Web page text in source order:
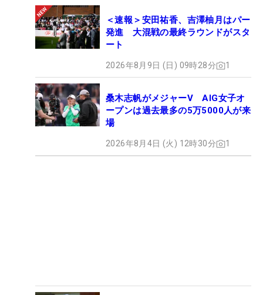
＜速報＞安田祐香、吉澤柚月はパー
発進 大混戦の最終ラウンドがスタ
ート
2026年8月9日 (日) 09時28分 1
桑木志帆がメジャーV AIG女子オ
ープンは過去最多の5万5000人が来
場
2026年8月4日 (火) 12時30分 1